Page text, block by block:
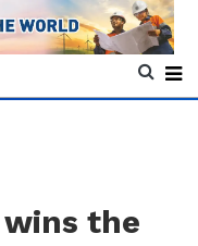
wins the